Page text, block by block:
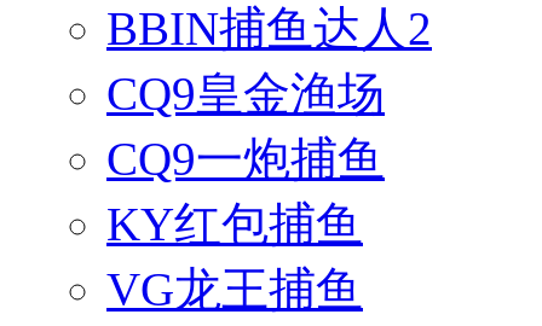
BBIN捕鱼达人2
CQ9皇金渔场
CQ9一炮捕鱼
KY红包捕鱼
VG龙王捕鱼